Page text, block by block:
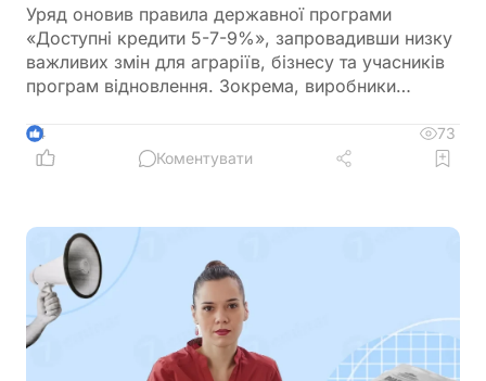
Уряд оновив правила державної програми
«Доступні кредити 5-7-9%», запровадивши низку
важливих змін для аграріїв, бізнесу та учасників
програм відновлення. Зокрема, виробники
більше можливостей для фінансування
оборотного капіталу за нижчою ставкою, а з 1
4
73
Коментувати